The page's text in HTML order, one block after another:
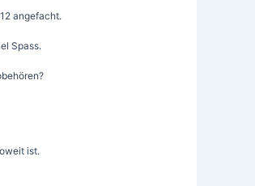
angefacht.
Spass.
ist.